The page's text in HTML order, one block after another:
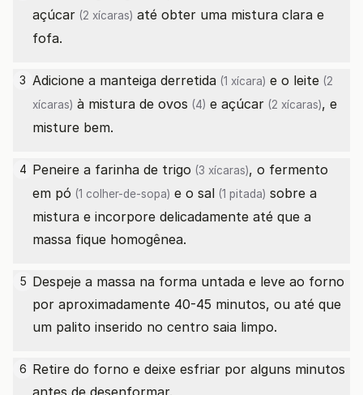
açúcar (2 xícaras) até obter uma mistura clara e
fofa.
3 Adicione a manteiga derretida (1 xícara) e o leite (2
xícaras) à mistura de ovos (4) e açúcar (2 xícaras), e
misture bem.
4 Peneire a farinha de trigo (3 xícaras), o fermento
em pó (1 colher-de-sopa) e o sal (1 pitada) sobre a
mistura e incorpore delicadamente até que a
massa fique homogênea.
5 Despeje a massa na forma untada e leve ao forno
por aproximadamente 40-45 minutos, ou até que
um palito inserido no centro saia limpo.
6 Retire do forno e deixe esfriar por alguns minutos
antes de desenformar.